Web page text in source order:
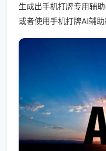
生成出手机打牌专用辅
或者使用手机打牌AI辅助